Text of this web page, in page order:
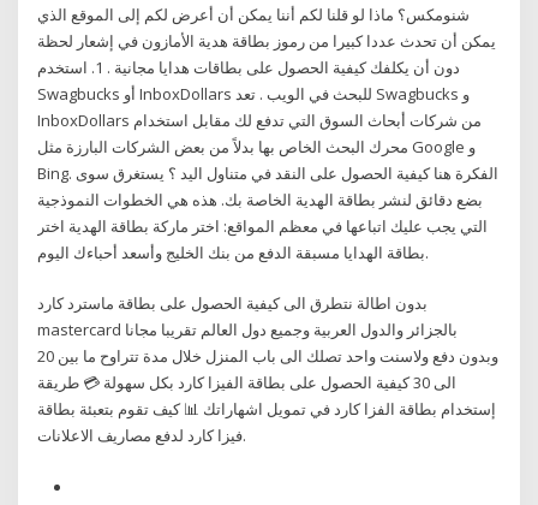
شنومكس؟ ماذا لو قلنا لكم أننا يمكن أن أعرض لكم إلى الموقع الذي
يمكن أن تحدث عددا كبيرا من رموز بطاقة هدية الأمازون في إشعار لحظة
دون أن يكلفك كيفية الحصول على بطاقات هدايا مجانية . 1. استخدم
Swagbucks أو InboxDollars للبحث في الويب . تعد Swagbucks و
InboxDollars من شركات أبحاث السوق التي تدفع لك مقابل استخدام
محرك البحث الخاص بها بدلاً من بعض الشركات البارزة مثل Google و
Bing. الفكرة هنا كيفية الحصول على النقد في متناول اليد ؟ يستغرق سوى
بضع دقائق لنشر بطاقة الهدية الخاصة بك. هذه هي الخطوات النموذجية
التي يجب عليك اتباعها في معظم المواقع: اختر ماركة بطاقة الهدية اختر
بطاقة الهدايا مسبقة الدفع من بنك الخليج وأسعد أحباءك اليوم.
بدون اطالة نتطرق الى كيفية الحصول على بطاقة ماسترد كارد
mastercard بالجزائر والدول العربية وجميع دول العالم تقريبا مجانا
وبدون دفع ولاسنت واحد تصلك الى باب المنزل خلال مدة تتراوح ما بين 20
الى 30 كيفية الحصول على بطاقة الفيزا كارد بكل سهولة 💳 طريقة
إستخدام بطاقة الفزا كارد في تمويل اشهاراتك 📊 كيف تقوم بتعبئة بطاقة
فيزا كارد لدفع مصاريف الاعلانات.